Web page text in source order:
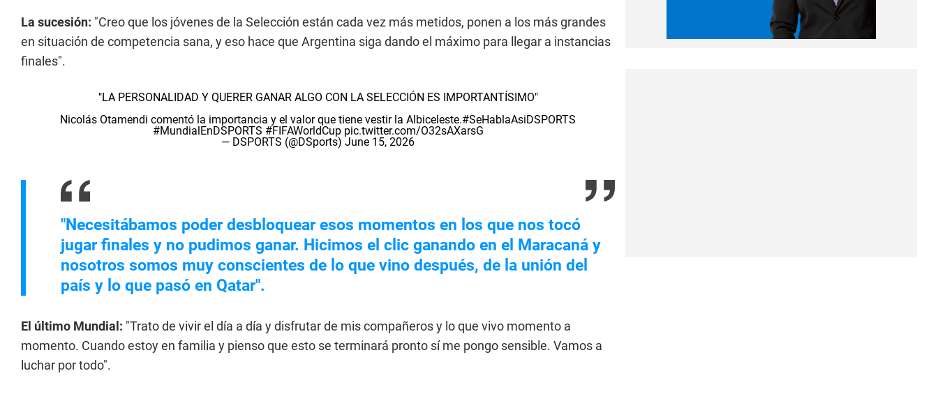
La sucesión: "Creo que los jóvenes de la Selección están cada vez más metidos, ponen a los más grandes
en situación de competencia sana, y eso hace que Argentina siga dando el máximo para llegar a instancias
finales".
"LA PERSONALIDAD Y QUERER GANAR ALGO CON LA SELECCIÓN ES IMPORTANTÍSIMO"
Nicolás Otamendi comentó la importancia y el valor que tiene vestir la Albiceleste.#SeHablaAsiDSPORTS
#MundialEnDSPORTS #FIFAWorldCup pic.twitter.com/O32sAXarsG
— DSPORTS (@DSports) June 15, 2026
"Necesitábamos poder desbloquear esos momentos en los que nos tocó
jugar finales y no pudimos ganar. Hicimos el clic ganando en el Maracaná y
nosotros somos muy conscientes de lo que vino después, de la unión del
país y lo que pasó en Qatar".
El último Mundial: "Trato de vivir el día a día y disfrutar de mis compañeros y lo que vivo momento a
momento. Cuando estoy en familia y pienso que esto se terminará pronto sí me pongo sensible. Vamos a
luchar por todo".